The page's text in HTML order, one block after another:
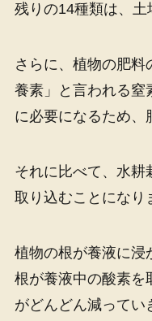
残りの14種類は、土
さらに、植物の肥料
養素」と言われる窒
に必要になるため、
それに比べて、水耕
取り込むことになり
植物の根が養液に浸
根が養液中の酸素を
がどんどん減ってい